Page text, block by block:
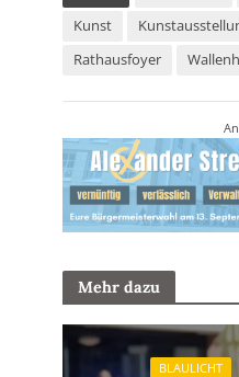
Kunst
Rathausfoyer
Mehr dazu
BLAULICHT